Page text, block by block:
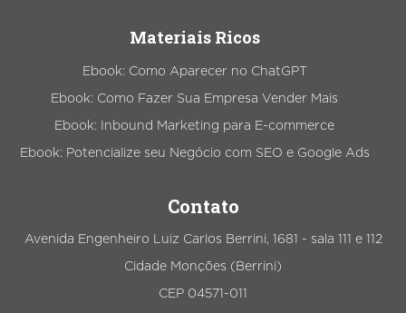
Materiais Ricos
Ebook: Como Aparecer no ChatGPT
Ebook: Como Fazer Sua Empresa Vender Mais
Ebook: Inbound Marketing para E-commerce
Ebook: Potencialize seu Negócio com SEO e Google Ads
Contato
Avenida Engenheiro Luiz Carlos Berrini, 1681 - sala 111 e 112
Cidade Monções (Berrini)
CEP 04571-011